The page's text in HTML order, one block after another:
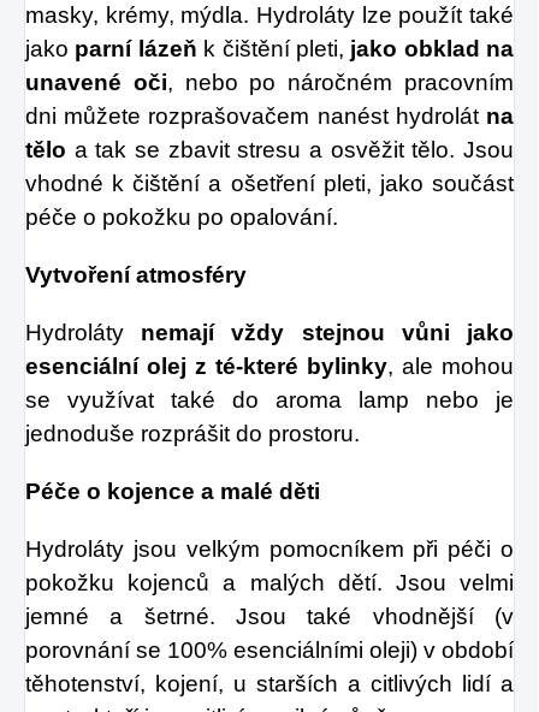
masky, krémy, mýdla. Hydroláty lze použít také
jako parní lázeň k čištění pleti, jako obklad na
unavené oči, nebo po náročném pracovním
dni můžete rozprašovačem nanést hydrolát na
tělo a tak se zbavit stresu a osvěžit tělo. Jsou
vhodné k čištění a ošetření pleti, jako součást
péče o pokožku po opalování.
Vytvoření atmosféry
Hydroláty nemají vždy stejnou vůni jako
esenciální olej z té-které bylinky, ale mohou
se využívat také do aroma lamp nebo je
jednoduše rozprášit do prostoru.
Péče o kojence a malé děti
Hydroláty jsou velkým pomocníkem při péči o
pokožku kojenců a malých dětí. Jsou velmi
jemné a šetrné. Jsou také vhodnější (v
porovnání se 100% esenciálními oleji) v období
těhotenství, kojení, u starších a citlivých lidí a